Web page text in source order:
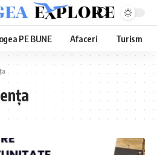
PE BUNE Afaceri Turism